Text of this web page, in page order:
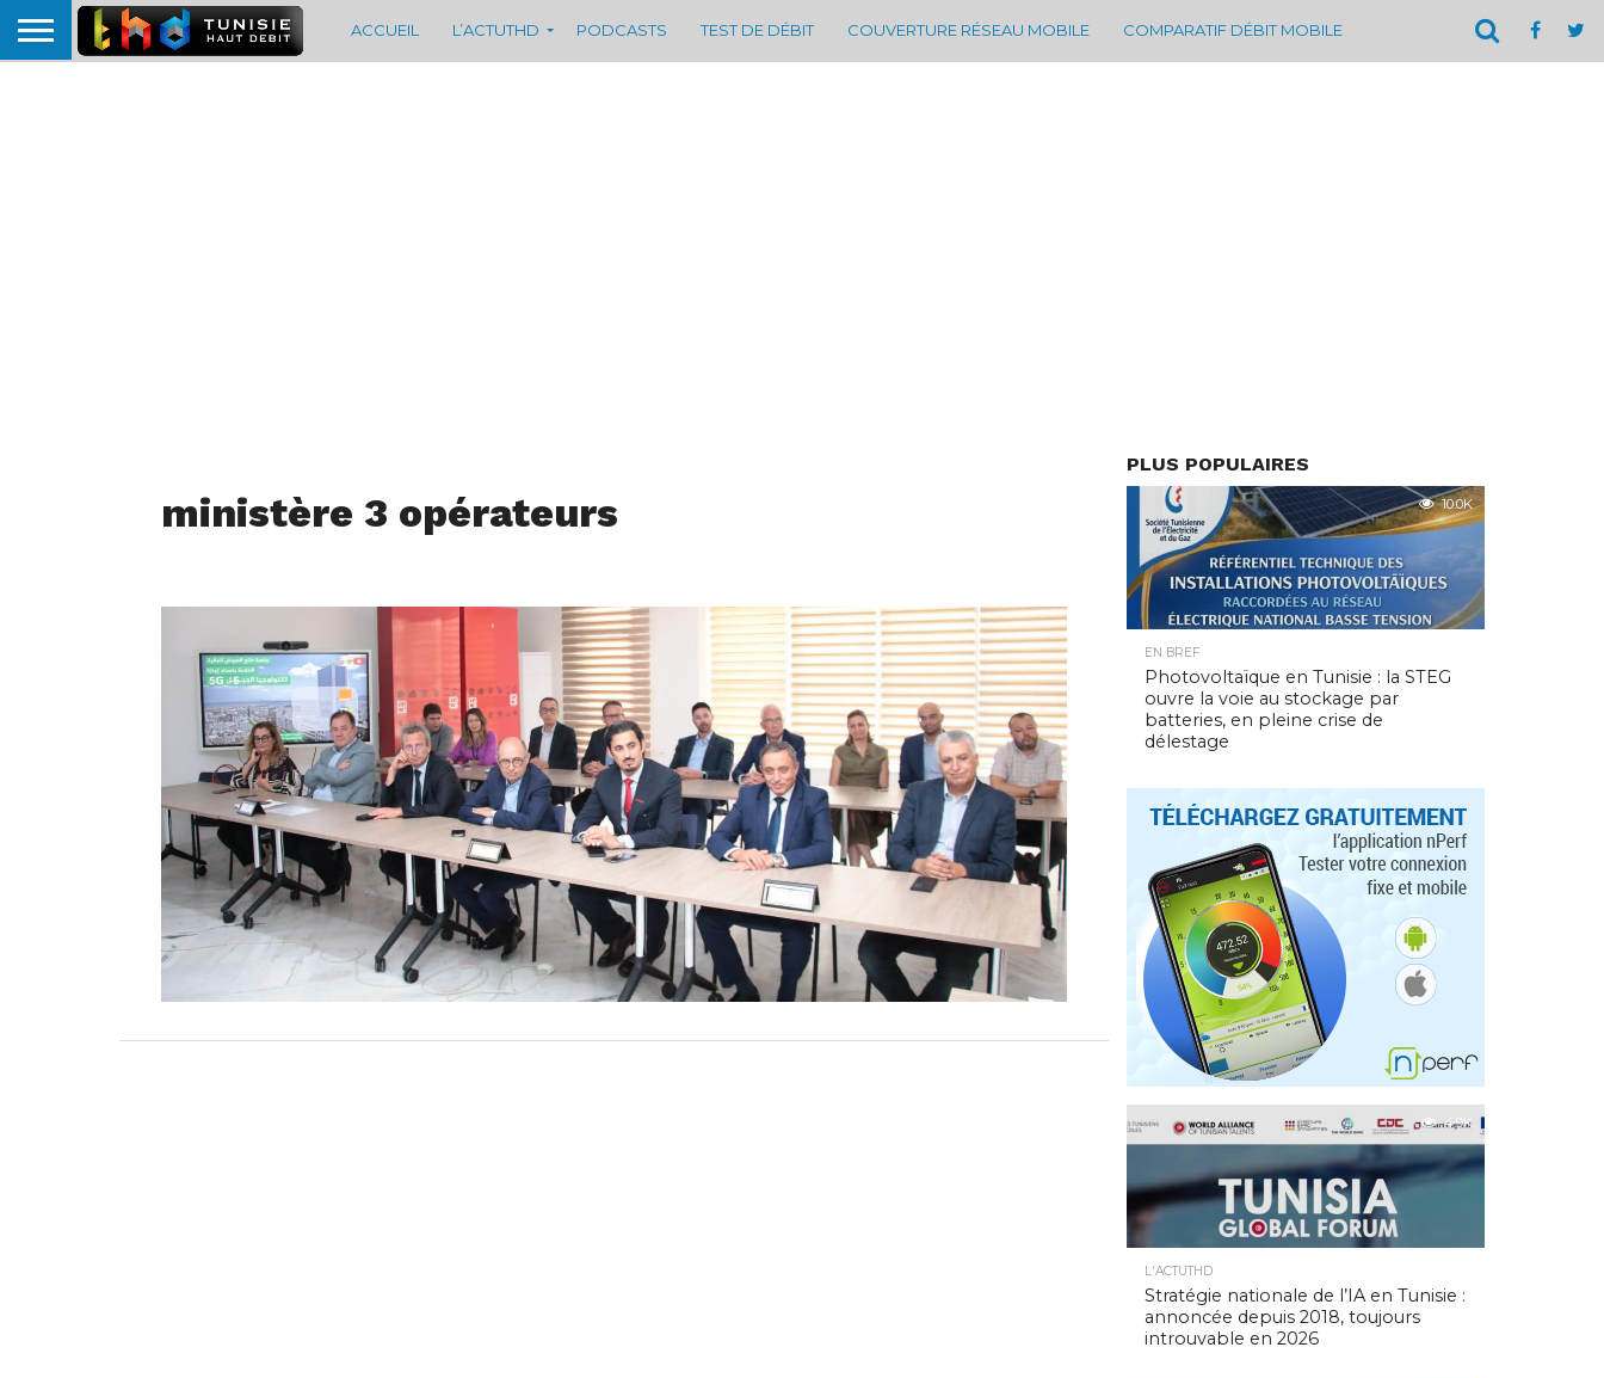
ACCUEIL L’ACTUTHD PODCASTS TEST DE DÉBIT COUVERTURE RÉSEAU MOBILE COMPARATIF DÉBIT MOBILE
ministère 3 opérateurs
PLUS POPULAIRES
10.0K
EN BREF
Photovoltaïque en Tunisie : la STEG
ouvre la voie au stockage par
batteries, en pleine crise de
délestage
4.9K
L'ACTUTHD
Stratégie nationale de l’IA en Tunisie :
annoncée depuis 2018, toujours
introuvable en 2026